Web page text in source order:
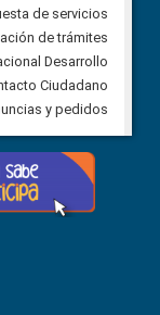
Ciudadana para
del asfaltado de
del cantón Santa
7 agosto, 2026
de servicios
de trámites
Desarrollo
Ciudadano
y pedidos